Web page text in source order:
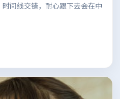
间线交错，耐心跟下去会在中